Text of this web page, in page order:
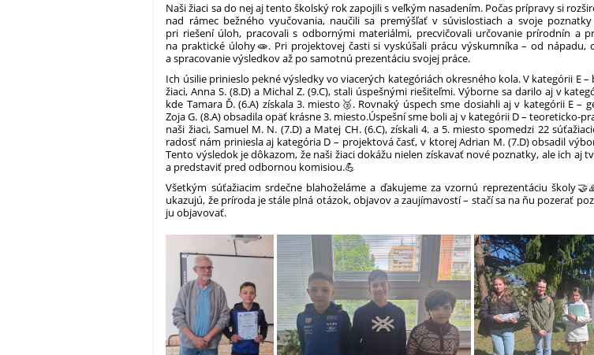
Naši žiaci sa do nej aj tento školský rok zapojili s veľkým nasadením. Počas prípravy si
nad rámec bežného vyučovania, naučili sa premýšľať v súvislostiach a svoje
pri riešení úloh, pracovali s odbornými materiálmi, precvičovali určovanie prírodnín a
na praktické úlohy🧫. Pri projektovej časti si vyskúšali prácu výskumníka – od nápadu,
a spracovanie výsledkov až po samotnú prezentáciu svojej práce.
Ich úsilie prinieslo pekné výsledky vo viacerých kategóriách okresného kola. V kategórii E –
žiaci, Anna S. (8.D) a Michal Z. (9.C), stali úspešnými riešiteľmi. Výborne sa darilo aj v
kde Tamara Ď. (6.A) získala 3. miesto🥉. Rovnaký úspech sme dosiahli aj v kategórii E –
Zoja G. (8.A) obsadila opäť krásne 3. miesto.Úspešní sme boli aj v kategórii D – teoreticko-
naši žiaci, Samuel M. N. (7.D) a Matej CH. (6.C), získali 4. a 5. miesto spomedzi 22
radosť nám priniesla aj kategória D – projektová časť, v ktorej Adrian M. (7.D) obsadil
Tento výsledok je dôkazom, že naši žiaci dokážu nielen získavať nové poznatky, ale ich aj
a predstaviť pred odbornou komisiou.💪
Všetkým súťažiacim srdečne blahoželáme a ďakujeme za vzornú reprezentáciu
ukazujú, že príroda je stále plná otázok, objavov a zaujímavostí – stačí sa na ňu pozerať
ju objavovať.